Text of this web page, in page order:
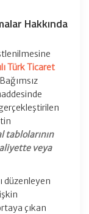
Hakkında
Türk Ticaret
tablolarının
veya
düzenleyen
çıkan